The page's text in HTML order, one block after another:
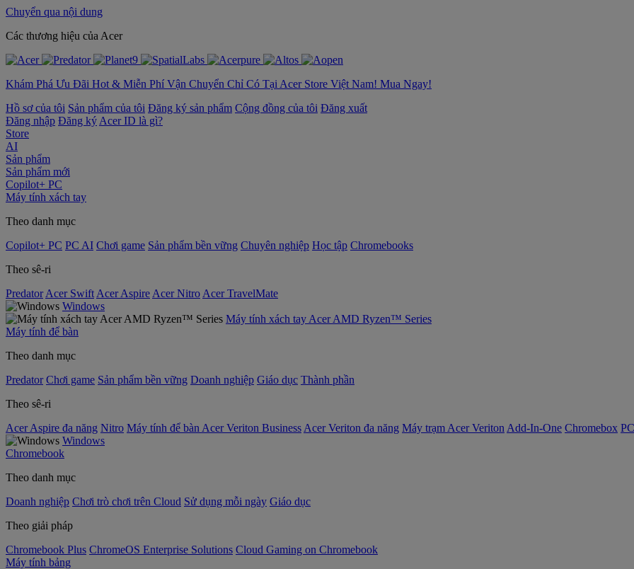
Chuyển qua nội dung
‌Các thương hiệu của Acer
Khám Phá Ưu Đãi Hot & Miễn Phí Vận Chuyển Chỉ Có Tại Acer Store Việt Nam! Mua Ngay!
Hồ sơ của tôi Sản phẩm của tôi Đăng ký sản phẩm Cộng đồng của tôi Đăng xuất
Đăng nhập Đăng ký Acer ID là gì?
Store
AI
Sản phẩm
Sản phẩm mới
Copilot+ PC
Máy tính xách tay
Theo danh mục
Copilot+ PC PC AI Chơi game Sản phẩm bền vững Chuyên nghiệp Học tập Chromebooks
Theo sê-ri
Predator Acer Swift Acer Aspire Acer Nitro Acer TravelMate
Windows
Máy tính xách tay Acer AMD Ryzen™ Series
Máy tính để bàn
Theo danh mục
Predator Chơi game Sản phẩm bền vững Doanh nghiệp Giáo dục Thành phần
Theo sê-ri
Acer Aspire đa năng Nitro Máy tính để bàn Acer Veriton Business Acer Veriton đa năng Máy trạm Acer Veriton Add-In-One Chromebox
Windows
Chromebook
Theo danh mục
Doanh nghiệp Chơi trò chơi trên Cloud Sử dụng mỗi ngày Giáo dục
Theo giải pháp
Chromebook Plus ChromeOS Enterprise Solutions Cloud Gaming on Chromebook
Máy tính bảng